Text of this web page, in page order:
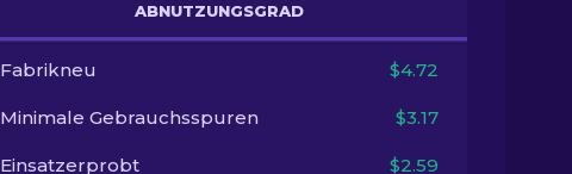
ABNUTZUNGSGRAD
Fabrikneu $4.72
Minimale Gebrauchsspuren $3.17
Einsatzerprobt $2.59